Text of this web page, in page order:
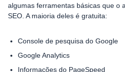
algumas ferramentas básicas que o
SEO. A maioria deles é gratuita:
Console de pesquisa do Google
Google Analytics
Informações do PageSpeed